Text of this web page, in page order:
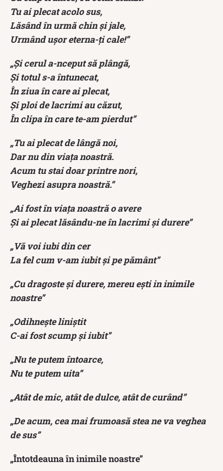
Tu ai plecat acolo sus,
Lăsând în urmă chin şi jale,
Urmând uşor eterna-ţi cale!”
„Şi cerul a-nceput să plângă,
Şi totul s-a întunecat,
În ziua în care ai plecat,
Şi ploi de lacrimi au căzut,
În clipa în care te-am pierdut”
„Tu ai plecat de lângă noi,
Dar nu din viaţa noastră.
Acum tu stai doar printre nori,
Veghezi asupra noastră.”
„Ai fost în viaţa noastră o avere
Şi ai plecat lăsându-ne în lacrimi şi durere”
„Vă voi iubi din cer
La fel cum v-am iubit şi pe pământ”
„Cu dragoste şi durere, mereu eşti in inimile
noastre”
„Odihneşte liniştit
C-ai fost scump şi iubit”
„Nu te putem întoarce,
Nu te putem uita”
„Atât de mic, atât de dulce, atât de curând”
„De acum, cea mai frumoasă stea ne va veghea
de sus”
„Întotdeauna în inimile noastre”